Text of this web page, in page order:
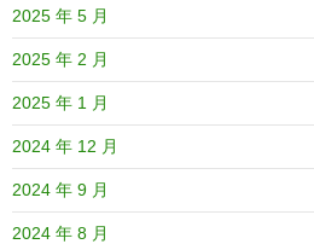
2025 年 5 月
2025 年 2 月
2025 年 1 月
2024 年 12 月
2024 年 9 月
2024 年 8 月